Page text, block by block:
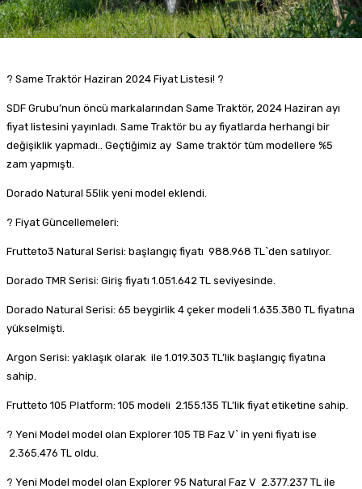
? Same Traktör Haziran 2024 Fiyat Listesi! ?
SDF Grubu’nun öncü markalarından Same Traktör, 2024 Haziran ayı
fiyat listesini yayınladı. Same Traktör bu ay fiyatlarda herhangi bir
değişiklik yapmadı.. Geçtiğimiz ay Same traktör tüm modellere %5
zam yapmıştı.
Dorado Natural 55lik yeni model eklendi.
? Fiyat Güncellemeleri:
Frutteto3 Natural Serisi: başlangıç fiyatı 988.968 TL`den satılıyor.
Dorado TMR Serisi: Giriş fiyatı 1.051.642 TL seviyesinde.
Dorado Natural Serisi: 65 beygirlik 4 çeker modeli 1.635.380 TL fiyatına
yükselmişti.
Argon Serisi: yaklaşık olarak ile 1.019.303 TL’lik başlangıç fiyatına
sahip.
Frutteto 105 Platform: 105 modeli 2.155.135 TL’lik fiyat etiketine sahip.
? Yeni Model model olan Explorer 105 TB Faz V` in yeni fiyatı ise
2.365.476 TL oldu.
? Yeni Model model olan Explorer 95 Natural Faz V 2.377.237 TL ile